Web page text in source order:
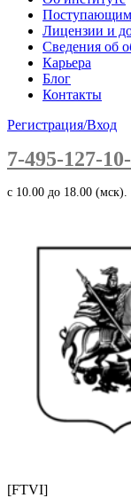
Поступающим
Лицензии и
Сведения об
Карьера
Блог
Контакты
Регистрация/Вход
7-495-127-
c 10.00 до 18.00
[FTVI]